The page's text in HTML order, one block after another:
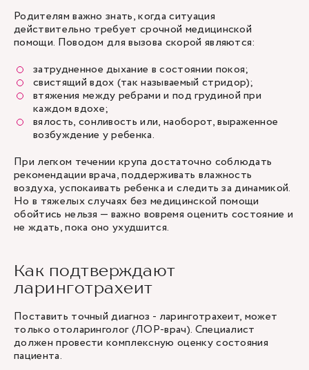
Родителям важно знать, когда ситуация
действительно требует срочной медицинской
помощи. Поводом для вызова скорой являются:
затрудненное дыхание в состоянии покоя;
свистящий вдох (так называемый стридор);
втяжения между ребрами и под грудиной при
каждом вдохе;
вялость, сонливость или, наоборот, выраженное
возбуждение у ребенка.
При легком течении крупа достаточно соблюдать
рекомендации врача, поддерживать влажность
воздуха, успокаивать ребенка и следить за динамикой.
Но в тяжелых случаях без медицинской помощи
обойтись нельзя — важно вовремя оценить состояние и
не ждать, пока оно ухудшится.
Как подтверждают
ларинготрахеит
Поставить точный диагноз - ларинготрахеит, может
только отоларинголог (ЛОР-врач). Специалист
должен провести комплексную оценку состояния
пациента.